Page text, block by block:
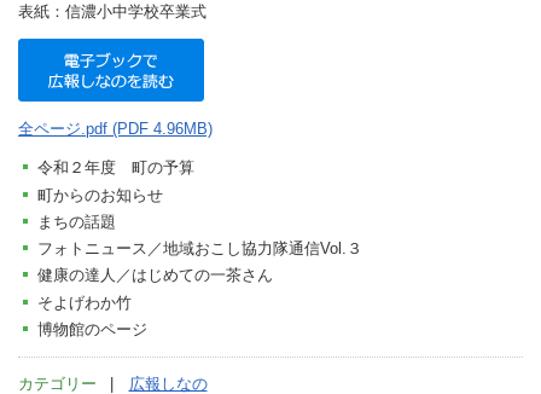
表紙：信濃小中学校卒業式
全ページ.pdf (PDF 4.96MB)
令和２年度 町の予算
町からのお知らせ
まちの話題
フォトニュース／地域おこし協力隊通信Vol.３
健康の達人／はじめての一茶さん
そよげわか竹
博物館のページ
カテゴリー 広報しなの